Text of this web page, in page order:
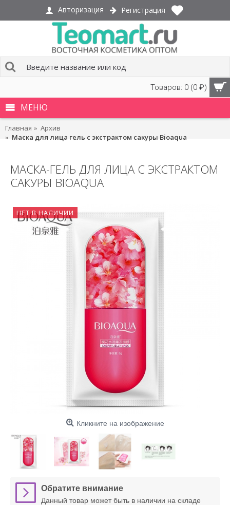
Авторизация Регистрация
Товаров: 0 (0 ₽)
МЕНЮ
Главная
Архив
Маска для лица гель с экстрактом сакуры Bioaqua
МАСКА-ГЕЛЬ ДЛЯ ЛИЦА С ЭКСТРАКТОМ
САКУРЫ BIOAQUA
НЕТ В НАЛИЧИИ
Кликните на изображение
Обратите внимание
Данный товар может быть в наличии на складе